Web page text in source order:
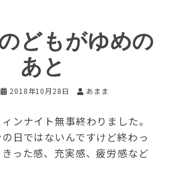
どもがゆめの
あと
2018年10月28日 あまま
ンナイト無事終わりました。
日ではないんですけど終わっ
った感、充実感、疲労感など